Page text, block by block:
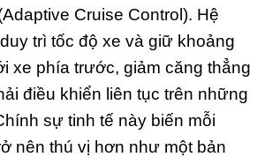
Cruise Control). Hệ
trì tốc độ xe và giữ khoảng
xe phía trước, giảm căng thẳng
điều khiển liên tục trên những
sự tinh tế này biến mỗi
nên thú vị hơn như một bản